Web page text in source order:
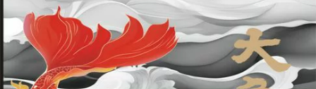
天天免運 美食蛋糕 養生保健 民生用品
居家生活 3C家電 運動休閒 親子玩具